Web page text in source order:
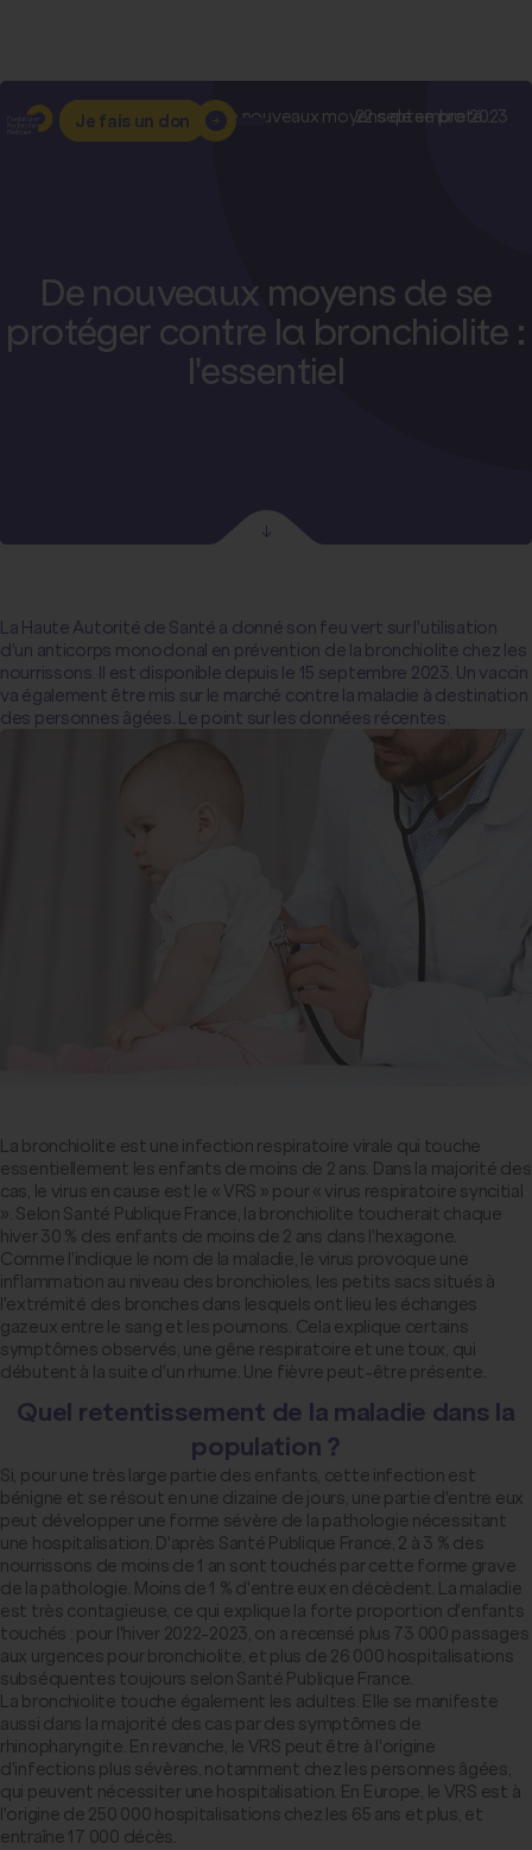
Je fais un don
Accueil –Nos actualités –De nouveaux moyens de se proté...
De nouveaux moyens de se
protéger contre la bronchiolite :
l'essentiel
22 septembre 2023
La Haute Autorité de Santé a donné son feu vert sur l'utilisation
d'un anticorps monoclonal en prévention de la bronchiolite chez les
nourrissons. Il est disponible depuis le 15 septembre 2023. Un vaccin
va également être mis sur le marché contre la maladie à destination
des personnes âgées. Le point sur les données récentes.
La bronchiolite est une infection respiratoire virale qui touche
essentiellement les enfants de moins de 2 ans. Dans la majorité des
cas, le virus en cause est le « VRS » pour « virus respiratoire syncitial
». Selon Santé Publique France, la bronchiolite toucherait chaque
hiver 30 % des enfants de moins de 2 ans dans l'hexagone.
Comme l'indique le nom de la maladie, le virus provoque une
inflammation au niveau des bronchioles, les petits sacs situés à
l'extrémité des bronches dans lesquels ont lieu les échanges
gazeux entre le sang et les poumons. Cela explique certains
symptômes observés, une gêne respiratoire et une toux, qui
débutent à la suite d'un rhume. Une fièvre peut-être présente.
Quel retentissement de la maladie dans la
population ?
Si, pour une très large partie des enfants, cette infection est
bénigne et se résout en une dizaine de jours, une partie d'entre eux
peut développer une forme sévère de la pathologie nécessitant
une hospitalisation. D'après Santé Publique France, 2 à 3 % des
nourrissons de moins de 1 an sont touchés par cette forme grave
de la pathologie. Moins de 1 % d'entre eux en décèdent. La maladie
est très contagieuse, ce qui explique la forte proportion d'enfants
touchés : pour l'hiver 2022-2023, on a recensé plus 73 000 passages
aux urgences pour bronchiolite, et plus de 26 000 hospitalisations
subséquentes toujours selon Santé Publique France.
La bronchiolite touche également les adultes. Elle se manifeste
aussi dans la majorité des cas par des symptômes de
rhinopharyngite. En revanche, le VRS peut être à l'origine
d'infections plus sévères, notamment chez les personnes âgées,
qui peuvent nécessiter une hospitalisation. En Europe, le VRS est à
l'origine de 250 000 hospitalisations chez les 65 ans et plus, et
entraîne 17 000 décès.